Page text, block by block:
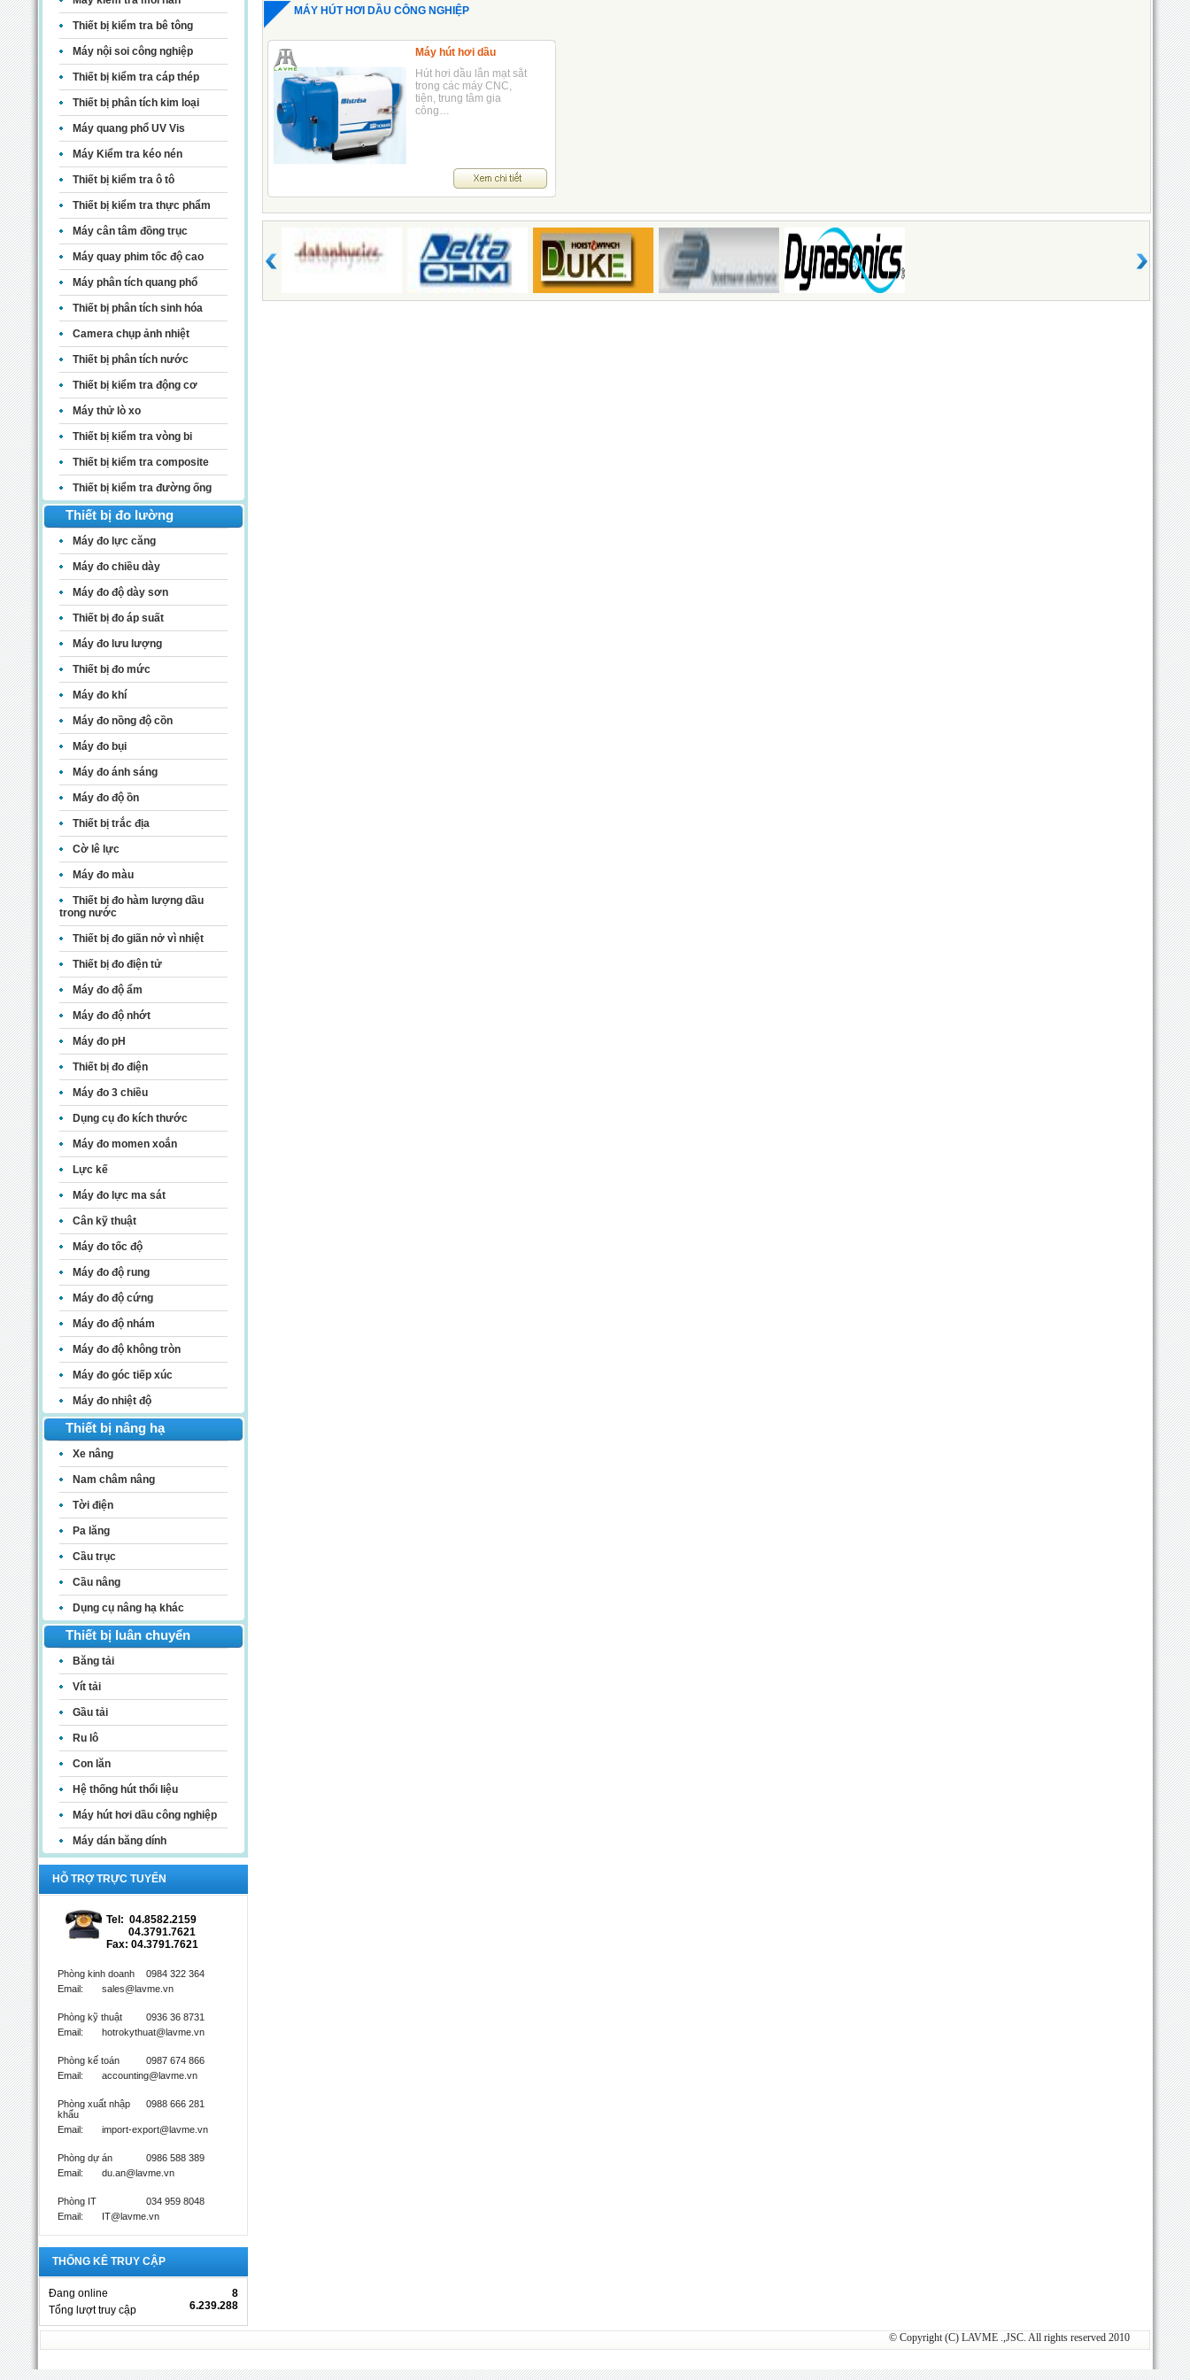
Thiết bị kiểm tra bê tông
Máy nội soi công nghiệp
Thiết bị kiểm tra cáp thép
Thiết bị phân tích kim loại
Máy quang phổ UV Vis
Máy Kiểm tra kéo nén
Thiết bị kiểm tra ô tô
Thiết bị kiểm tra thực phẩm
Máy cân tâm đồng trục
Máy quay phim tốc độ cao
Máy phân tích quang phổ
Thiết bị phân tích sinh hóa
Camera chụp ảnh nhiệt
Thiết bị phân tích nước
Thiết bị kiểm tra động cơ
Máy thử lò xo
Thiết bị kiểm tra vòng bi
Thiết bị kiểm tra composite
Thiết bị kiểm tra đường ống
Thiết bị đo lường
Máy đo lực căng
Máy đo chiều dày
Máy đo độ dày sơn
Thiết bị đo áp suất
Máy đo lưu lượng
Thiết bị đo mức
Máy đo khí
Máy đo nồng độ cồn
Máy đo bụi
Máy đo ánh sáng
Máy đo độ ồn
Thiết bị trắc địa
Cờ lê lực
Máy đo màu
Thiết bị đo hàm lượng dầu
trong nước
Thiết bị đo giãn nở vì nhiệt
Thiết bị đo điện tử
Máy đo độ ẩm
Máy đo độ nhớt
Máy đo pH
Thiết bị đo điện
Máy đo 3 chiều
Dụng cụ đo kích thước
Máy đo momen xoắn
Lực kế
Máy đo lực ma sát
Cân kỹ thuật
Máy đo tốc độ
Máy đo độ rung
Máy đo độ cứng
Máy đo độ nhám
Máy đo độ không tròn
Máy đo góc tiếp xúc
Máy đo nhiệt độ
Thiết bị nâng hạ
Xe nâng
Nam châm nâng
Tời điện
Pa lăng
Cầu trục
Cầu nâng
Dụng cụ nâng hạ khác
Thiết bị luân chuyển
Băng tải
Vít tải
Gầu tải
Ru lô
Con lăn
Hệ thống hút thổi liệu
Máy hút hơi dầu công nghiệp
Máy dán băng dính
HỖ TRỢ TRỰC TUYẾN
Tel: 04.8582.2159
04.3791.7621
Fax: 04.3791.7621
Phòng kinh doanh
0984 322 364
Email:
sales@lavme.vn
Phòng kỹ thuật
0936 36 8731
Email:
hotrokythuat@lavme.vn
Phòng kế toán
0987 674 866
Email:
accounting@lavme.vn
Phòng xuất nhập
khẩu
0988 666 281
Email: import-export@lavme.vn
Phòng dự án
0986 588 389
Email:
du.an@lavme.vn
Phòng IT
034 959 8048
Email:
IT@lavme.vn
THỐNG KÊ TRUY CẬP
Đang online
8
Tổng lượt truy cập
6.239.288
MÁY HÚT HƠI DẦU CÔNG NGHIỆP
Máy hút hơi dầu
Hút hơi dầu lẫn mạt sắt
trong các máy CNC,
tiện, trung tâm gia
công…
© Copyright (C) LAVME .,JSC. All rights reserved 2010